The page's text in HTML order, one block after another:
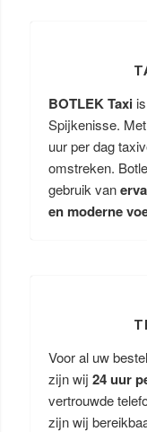
BOTLEK Taxi
Spijkenisse.
uur per dag
omstreken.
gebruik van
en moderne
Voor al uw
zijn wij 24 uur
vertrouwde
zijn wij